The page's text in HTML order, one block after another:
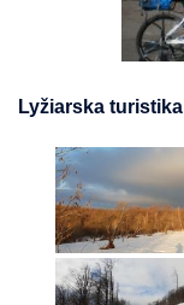
Lyžiarska turistika